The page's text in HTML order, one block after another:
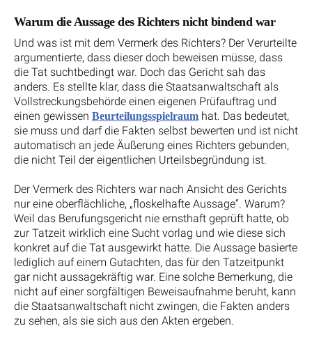
Warum die Aussage des Richters nicht bindend war
Und was ist mit dem Vermerk des Richters? Der Verurteilte
argumentierte, dass dieser doch beweisen müsse, dass
die Tat suchtbedingt war. Doch das Gericht sah das
anders. Es stellte klar, dass die Staatsanwaltschaft als
Vollstreckungsbehörde einen eigenen Prüfauftrag und
einen gewissen Beurteilungsspielraum hat. Das bedeutet,
sie muss und darf die Fakten selbst bewerten und ist nicht
automatisch an jede Äußerung eines Richters gebunden,
die nicht Teil der eigentlichen Urteilsbegründung ist.
Der Vermerk des Richters war nach Ansicht des Gerichts
nur eine oberflächliche, „floskelhafte Aussage“. Warum?
Weil das Berufungsgericht nie ernsthaft geprüft hatte, ob
zur Tatzeit wirklich eine Sucht vorlag und wie diese sich
konkret auf die Tat ausgewirkt hatte. Die Aussage basierte
lediglich auf einem Gutachten, das für den Tatzeitpunkt
gar nicht aussagekräftig war. Eine solche Bemerkung, die
nicht auf einer sorgfältigen Beweisaufnahme beruht, kann
die Staatsanwaltschaft nicht zwingen, die Fakten anders
zu sehen, als sie sich aus den Akten ergeben.